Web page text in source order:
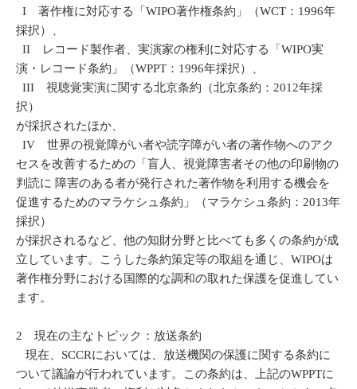
I 著作権に対応する「WIPO著作権条約」（WCT：1996年
採択）、
II レコード製作者、実演家の権利に対応する「WIPO実
演・レコード条約」（WPPT：1996年採択）、
III 視聴覚実演に関する北京条約（北京条約：2012年採
択）
が採択されたほか、
IV 世界の視覚障がい者や読字障がい者の著作物へのアク
セスを改善するための「盲人、視覚障害者その他の印刷物の
判読に 障害のある者が発行された著作物を利用する機会を
促進するためのマラケシュ条約」（マラケシュ条約：2013年
採択）
が採択されるなど、他の知財分野と比べても多くの条約が成
立しています。こうした条約策定等の取組を通じ、WIPOは
著作権分野における国際的な調和の取れた保護を促進してい
ます。
2 現在の主なトピック：放送条約
現在、SCCRにおいては、放送機関の保護に関する条約に
ついて議論が行われています。この条約は、上記のWPPTに